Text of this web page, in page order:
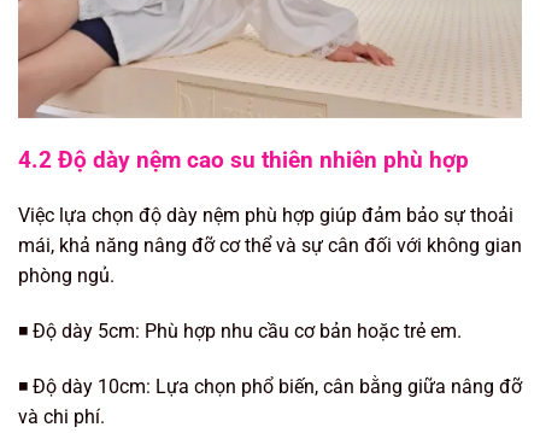
4.2 Độ dày nệm cao su thiên nhiên phù hợp
Việc lựa chọn độ dày nệm phù hợp giúp đảm bảo sự thoải
mái, khả năng nâng đỡ cơ thể và sự cân đối với không gian
phòng ngủ.
◾️ Độ dày 5cm: Phù hợp nhu cầu cơ bản hoặc trẻ em.
◾️ Độ dày 10cm: Lựa chọn phổ biến, cân bằng giữa nâng đỡ
và chi phí.